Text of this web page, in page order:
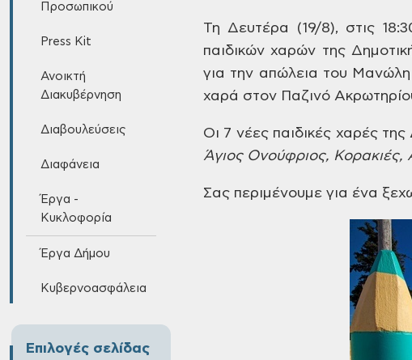
Προσωπικού
Press Kit
Ανοικτή
Διακυβέρνηση
Διαβουλεύσεις
Διαφάνεια
Έργα -
Κυκλοφορία
Έργα Δήμου
Κυβερνοασφάλεια
Επιλογές σελίδας
Τη Δευτέρα (19/8), στις
παιδικών χαρών της
για την απώλεια του Μανώλη
χαρά στον Παζινό
Οι 7 νέες παιδικές χαρές
Άγιος Ονούφριος, Κορακιές,
Σας περιμένουμε για ένα